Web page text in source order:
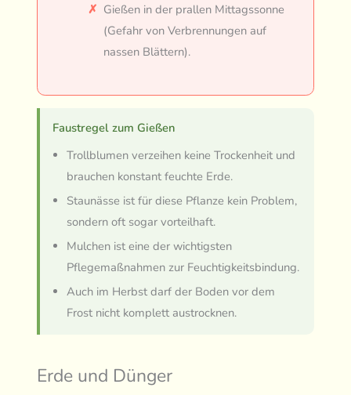
Gießen in der prallen Mittagssonne
(Gefahr von Verbrennungen auf
nassen Blättern).
Faustregel zum Gießen
Trollblumen verzeihen keine Trockenheit und
brauchen konstant feuchte Erde.
Staunässe ist für diese Pflanze kein Problem,
sondern oft sogar vorteilhaft.
Mulchen ist eine der wichtigsten
Pflegemaßnahmen zur Feuchtigkeitsbindung.
Auch im Herbst darf der Boden vor dem
Frost nicht komplett austrocknen.
Erde und Dünger